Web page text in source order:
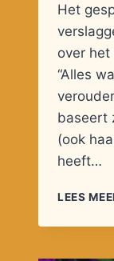
Het
over
“Alles
baseert
(ook
heeft…
LEES